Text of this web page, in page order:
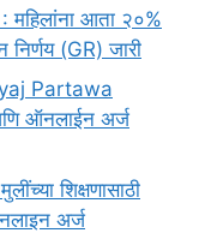
आता २०%
(GR) जारी
Partawa
ऑनलाईन अर्ज
शिक्षणासाठी
अर्ज